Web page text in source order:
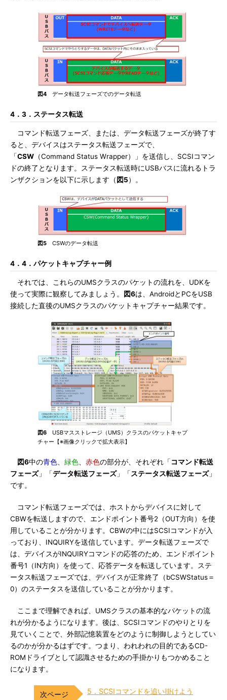
図4 データ転送フェーズでのデータ転送
4．3．ステータス転送
コマンド転送フェーズ、または、データ転送フェーズが終了す
ると、デバイスはステータス転送フェーズで、
「CSW （Command Status Wrapper）」を送信し、SCSIコマン
ドの終了となります。ステータス転送時にUSBバスに流れるトラ
ンザクションを以下に示します（ 図5）。
図5 CSWのデータ転送
4．4．パケットキャプチャー例
それでは、これらのUMSクラスのパケットの流れを、UDKを
使って実際に観察してみましょう。
図6は、AndroidとPCをUSB
接続した直後のUMSクラスのパケットキャプチャー結果です。
図6 USBマスストレージ（UMS）クラスのパケットキャプ
チャー【※画像クリックで拡大表示】
図6中の青色 緑色 赤色の部分が、それぞれ「 コマンド転送
フェーズ」「データ転送フェーズ」「 ステータス転送フェーズ」
です。
コマンド転送フェーズでは、ホストからデバイスに対して
CBWを転送しますので、エンドポイント番号2（OUT方向）を使
用していることが分かります。CBWの中にはSCSIコマンドが入
っており、INQUIRYを送信しています。データ転送フェーズで
は、デバイスがINQUIRYコマンドの応答のため、エンドポイント
番号1（IN方向）を使って、応答データを転送しています。ステ
ータス転送フェーズでは、デバイスが正常終了（bCSWStatus＝
0）のステータスを送信していることが分かります。
ここまで理解できれば、UMSクラスの基本的なパケットの流
れが分かるようになります。後は、SCSIコマンドのやりとりを
見ていくことで、外部記憶装置をどのように制御しようとしてい
るのかが分かるはずです。つまり、われわれの目的であるCD-
ROMドライブとして認識させるための手掛かりもつかめること
になります。
5．SCSIコマンドを追い掛けよう